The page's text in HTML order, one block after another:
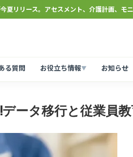
夏リリース。アセスメント、介護計画、モ
る質問 お役立ち情報▼ お知らせ
ータ移行と従業員